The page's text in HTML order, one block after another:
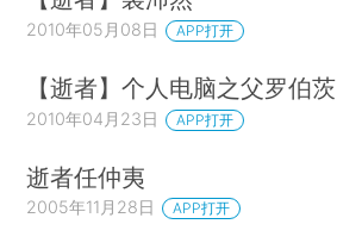
2010年05月08日 APP打开
【逝者】个人电脑之父罗伯茨
2010年04月23日 APP打开
逝者任仲夷
2005年11月28日 APP打开